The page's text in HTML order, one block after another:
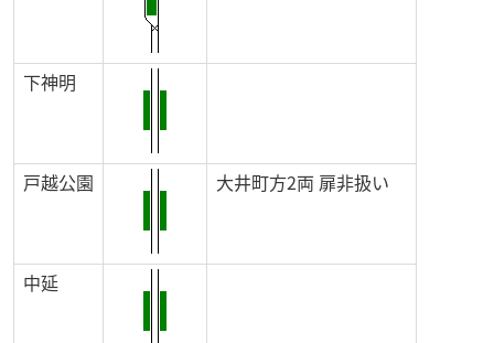
下神明
戸越公園 大井町方2両 扉非扱い
中延